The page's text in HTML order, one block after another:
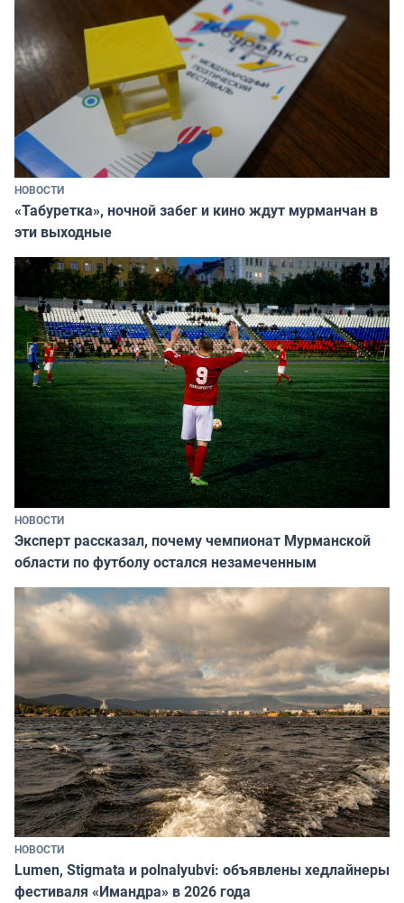
НОВОСТИ
«Табуретка», ночной забег и кино ждут мурманчан в
эти выходные
НОВОСТИ
Эксперт рассказал, почему чемпионат Мурманской
области по футболу остался незамеченным
НОВОСТИ
Lumen, Stigmata и polnalyubvi: объявлены хедлайнеры
фестиваля «Имандра» в 2026 года